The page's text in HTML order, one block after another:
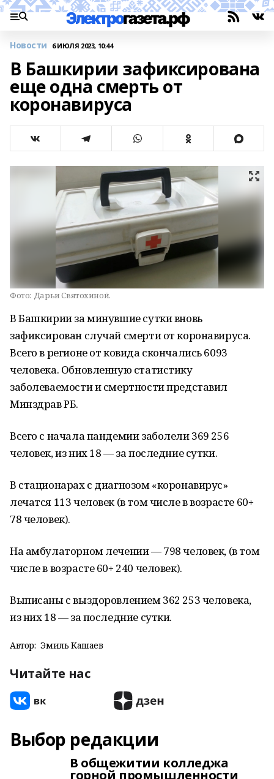
Новости 6 ИЮЛЯ 2023, 10:44
В Башкирии зафиксирована
еще одна смерть от
коронавируса
Фото: Дарьи Святохиной.
В Башкирии за минувшие сутки вновь
зафиксирован случай смерти от коронавируса.
Всего в регионе от ковида скончались 6093
человека. Обновленную статистику
заболеваемости и смертности представил
Минздрав РБ.
Всего с начала пандемии заболели 369 256
человек, из них 18 — за последние сутки.
В стационарах с диагнозом «коронавирус»
лечатся 113 человек (в том числе в возрасте 60+
78 человек).
На амбулаторном лечении — 798 человек, (в том
числе в возрасте 60+ 240 человек).
Выписаны с выздоровлением 362 253 человека,
из них 18 — за последние сутки.
Автор: Эмиль Кашаев
Читайте нас
Выбор редакции
В общежитии колледжа
горной промышленности